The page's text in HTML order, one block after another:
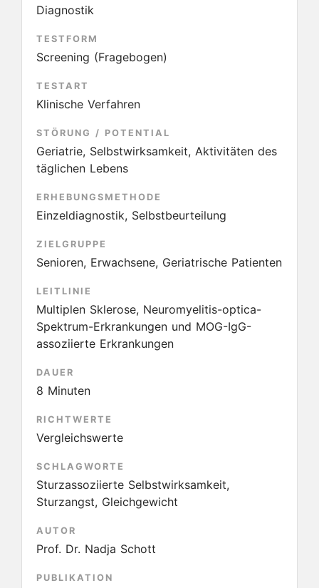
Diagnostik
TESTFORM
Screening (Fragebogen)
TESTART
Klinische Verfahren
STÖRUNG / POTENTIAL
Geriatrie, Selbstwirksamkeit, Aktivitäten des
täglichen Lebens
ERHEBUNGSMETHODE
Einzeldiagnostik, Selbstbeurteilung
ZIELGRUPPE
Senioren, Erwachsene, Geriatrische Patienten
LEITLINIE
Multiplen Sklerose, Neuromyelitis-optica-
Spektrum-Erkrankungen und MOG-IgG-
assoziierte Erkrankungen
DAUER
8 Minuten
RICHTWERTE
Vergleichswerte
SCHLAGWORTE
Sturzassoziierte Selbstwirksamkeit,
Sturzangst, Gleichgewicht
AUTOR
Prof. Dr. Nadja Schott
PUBLIKATION